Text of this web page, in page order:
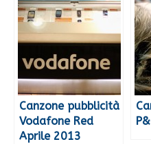
Canzone pubblicità
Vodafone Red
Aprile 2013